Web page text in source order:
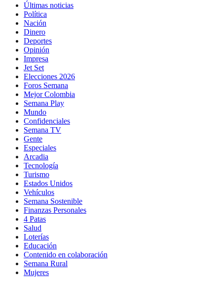
Últimas noticias
Política
Nación
Dinero
Deportes
Opinión
Impresa
Jet Set
Elecciones 2026
Foros Semana
Mejor Colombia
Semana Play
Mundo
Confidenciales
Semana TV
Gente
Especiales
Arcadia
Tecnología
Turismo
Estados Unidos
Vehículos
Semana Sostenible
Finanzas Personales
4 Patas
Salud
Loterías
Educación
Contenido en colaboración
Semana Rural
Mujeres